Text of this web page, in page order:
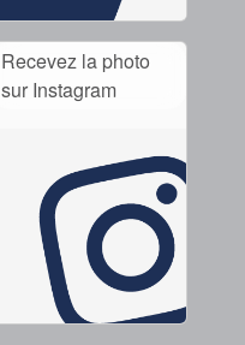
Recevez la photo
sur Instagram